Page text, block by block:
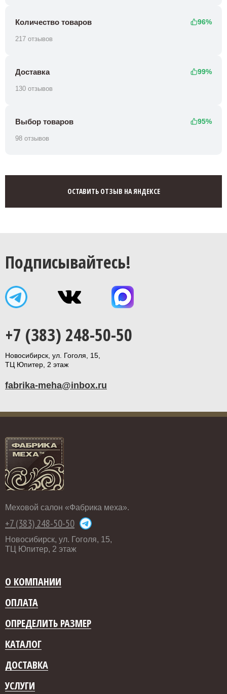
Количество товаров 96%
217 отзывов
Доставка 99%
130 отзывов
Выбор товаров 95%
98 отзывов
ОСТАВИТЬ ОТЗЫВ НА ЯНДЕКСЕ
Подписывайтесь!
+7 (383) 248-50-50
Новосибирск, ул. Гоголя, 15,
ТЦ Юпитер, 2 этаж
fabrika-meha@inbox.ru
Меховой салон «Фабрика меха».
+7 (383) 248-50-50
Новосибирск, ул. Гоголя, 15,
ТЦ Юпитер, 2 этаж
О КОМПАНИИ
ОПЛАТА
ОПРЕДЕЛИТЬ РАЗМЕР
КАТАЛОГ
ДОСТАВКА
УСЛУГИ